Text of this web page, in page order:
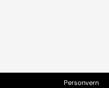
Personvern